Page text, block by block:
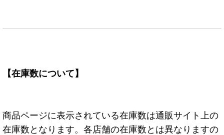
【在庫数について】
商品ページに表示されている在庫数は通販サイト上の
在庫数となります。各店舗の在庫数とは異なりますの